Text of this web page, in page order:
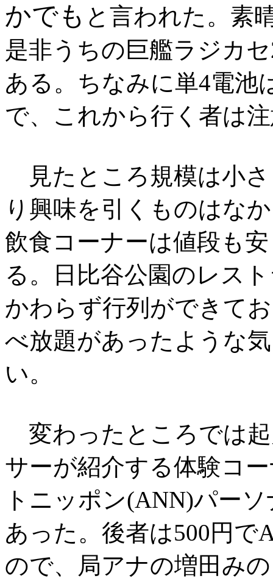
かでも と言われた。素
是非うちの巨艦ラジカ
ある。ちなみに単4電池
で、これから行く者は
見たところ規模は小
り興味を引くものはな
飲食コーナーは値段も
る。日比谷公園のレス
かわらず行列ができて
べ放題があったような
い。
変わったところでは
サーが紹介する体験コ
トニッポン(ANN)パー
あった。後者は500円で
ので、局アナの増田み